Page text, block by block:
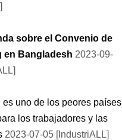
sobre el Convenio de
en Bangladesh 2023-09-
es uno de los peores países
los trabajadores y las
2023-07-05 [IndustriALL]